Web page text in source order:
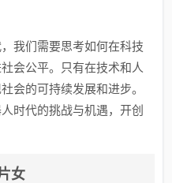
我们需要思考如何在科技
会公平。只有在技术和人
会的可持续发展和进步。
时代的挑战与机遇，开创
女